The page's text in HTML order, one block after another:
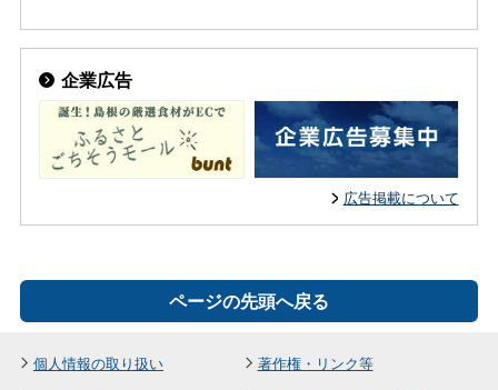
企業広告
広告掲載について
ページの先頭へ戻る
個人情報の取り扱い
著作権・リンク等